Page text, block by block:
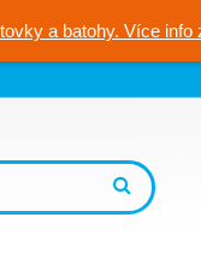
a batohy. Více info